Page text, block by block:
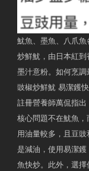
魷魚、墨魚、八爪
炒鮮魷，由日本紅
墨汁意粉。如何烹調
豉椒炒鮮魷 易潔鑊
註冊營養師萬侃指
核心問題不在魷魚
用油量較多，且豆
是減油，使用易潔
魚快炒。此外，選擇